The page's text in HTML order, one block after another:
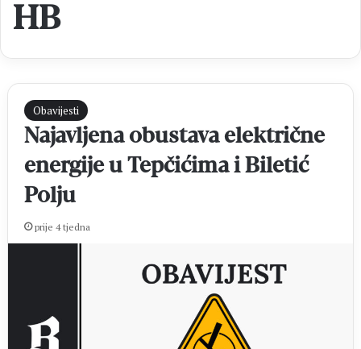
HB
Obavijesti
Najavljena obustava električne
energije u Tepčićima i Biletić
Polju
prije 4 tjedna